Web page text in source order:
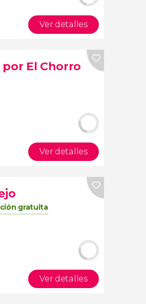
Ver detalles
El Chorro
Ver detalles
gratuita
Ver detalles